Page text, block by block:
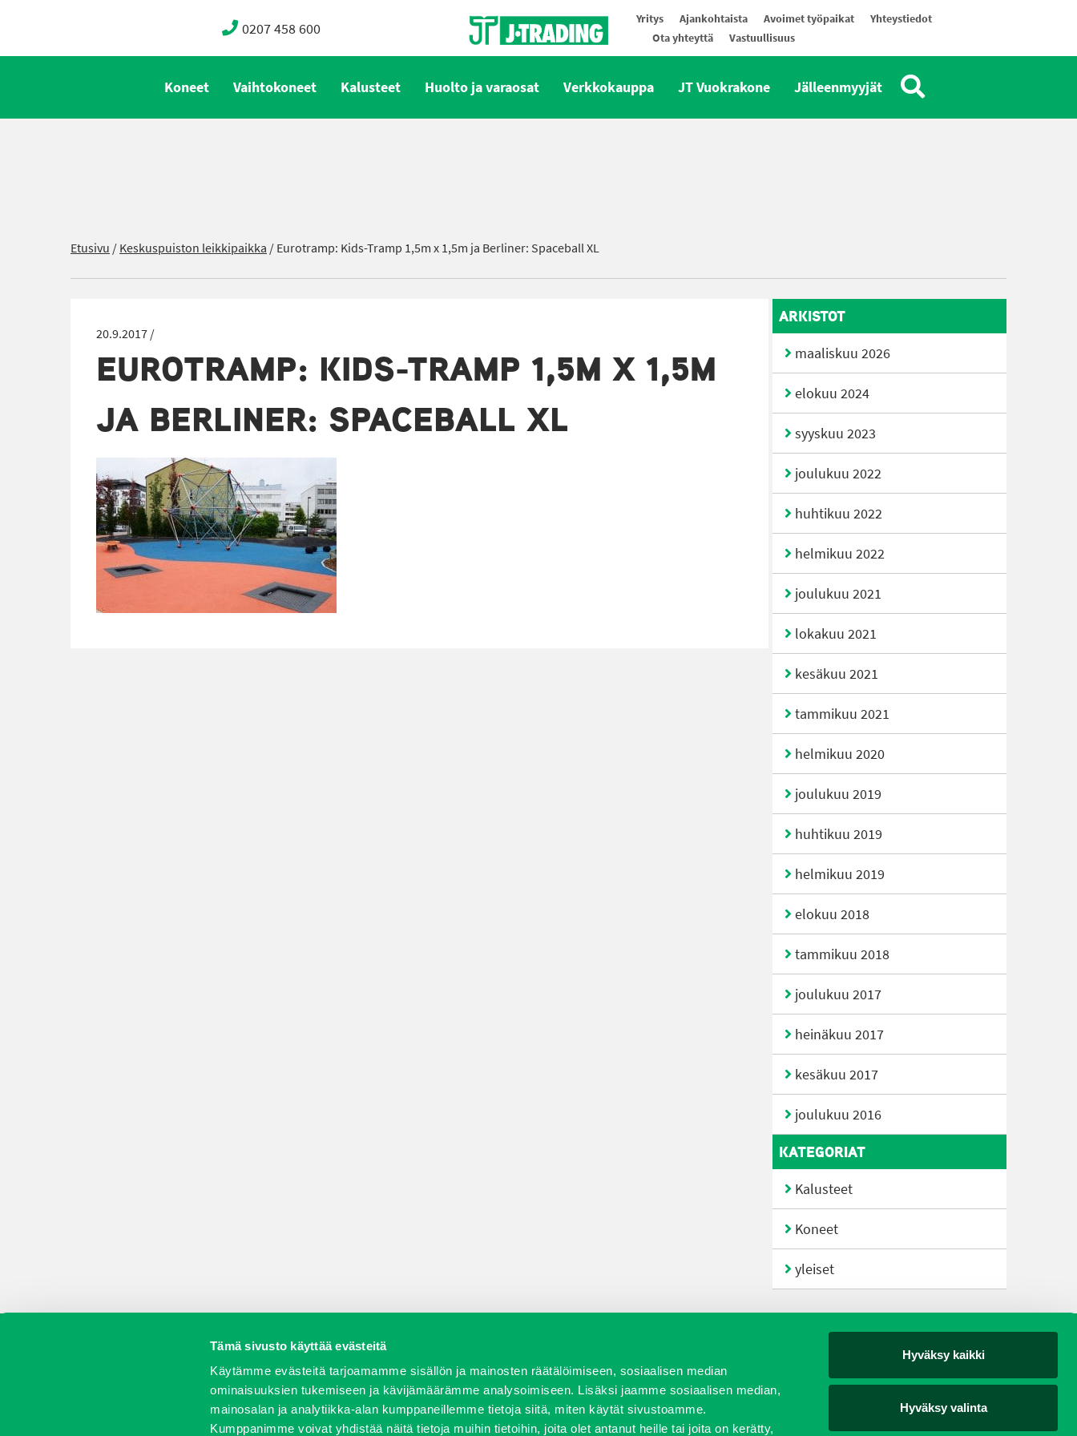
Tämä sivusto käyttää evästeitä
Käytämme evästeitä tarjoamamme sisällön ja mainosten räätälöimiseen, sosiaalisen median
ominaisuuksien tukemiseen ja kävijämäärämme analysoimiseen. Lisäksi jaamme sosiaalisen median,
mainosalan ja analytiikka-alan kumppaneillemme tietoja siitä, miten käytät sivustoamme.
Kumppanimme voivat yhdistää näitä tietoja muihin tietoihin, joita olet antanut heille tai joita on kerätty,
Hyväksy kaikki
Hyväksy valinta
0207 458 600 Yritys Ajankohtaista Avoimet työpaikat
Yhteystiedot
Ota yhteyttä
Vastuullisuus
Koneet Vaihtokoneet Kalusteet Huolto ja varaosat Verkkokauppa JT Vuokrakone Jälleenmyyjät
Etusivu /Keskuspuiston leikkipaikka /Eurotramp: Kids-Tramp 1,5m x 1,5m ja Berliner: Spaceball XL
20.9.2017 /
EUROTRAMP: KIDS-TRAMP 1,5M X 1,5M
JA BERLINER: SPACEBALL XL
ARKISTOT
maaliskuu 2026
elokuu 2024
syyskuu 2023
joulukuu 2022
huhtikuu 2022
helmikuu 2022
joulukuu 2021
lokakuu 2021
kesäkuu 2021
tammikuu 2021
helmikuu 2020
joulukuu 2019
huhtikuu 2019
helmikuu 2019
elokuu 2018
tammikuu 2018
joulukuu 2017
heinäkuu 2017
kesäkuu 2017
joulukuu 2016
KATEGORIAT
Kalusteet
Koneet
yleiset
Vaihtokoneet Kalusteet Huolto ja varaosat Verkkokauppa JT Vuokrakone Jälleenmyyjät